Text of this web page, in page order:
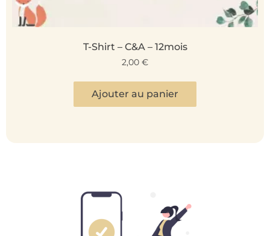
T-Shirt – C&A – 12mois
2,00 €
Ajouter au panier